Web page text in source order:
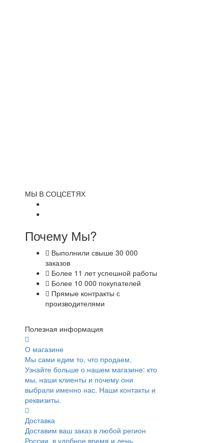
МЫ В СОЦСЕТЯХ
Почему Мы?
Выполнили свыше 30 000
заказов
Более 11 лет успешной работы
Более 10 000 покупателей
Прямые контракты с
производителями
Полезная информация
О магазине
Мы сами едим то, что продаем.
Узнайте больше о нашем магазине: кто
мы, наши клиенты и почему они
выбрали именно нас. Наши контакты и
реквизиты.
Доставка
Доставим ваш заказ в любой регион
России, в удобное время и день.